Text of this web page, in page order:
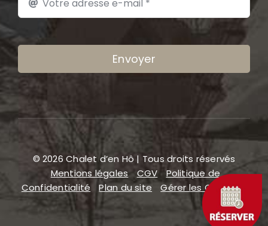
Envoyer
© 2026 Chalet d’en Hô | Tous droits réservés
Mentions légales
CGV
Politique de
Confidentialité
Plan du site Gérer les COOKIES